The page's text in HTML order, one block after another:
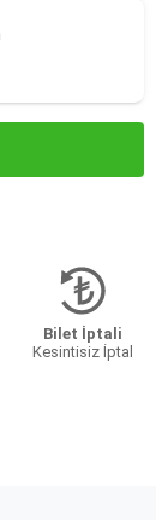
Bilet İptali
Kesintisiz İptal